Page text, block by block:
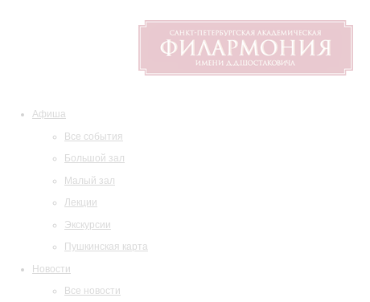
Афиша
Все события
Большой зал
Малый зал
Лекции
Экскурсии
Пушкинская карта
Новости
Все новости